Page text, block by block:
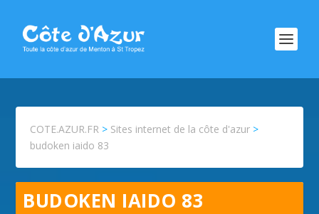
COTE.AZUR.FR > Sites internet de la côte d'azur >
budoken iaido 83
BUDOKEN IAIDO 83